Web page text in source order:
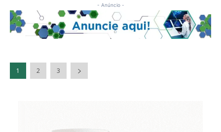
- Anúncio -
1 2 3